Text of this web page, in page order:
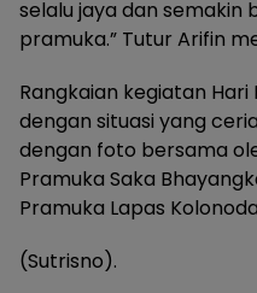
selalu jaya dan semakin
pramuka.” Tutur Arifin
Rangkaian kegiatan
dengan situasi yang
dengan foto bersama
Pramuka Saka
Pramuka Lapas
(Sutrisno).